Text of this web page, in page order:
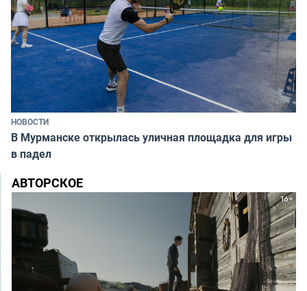
НОВОСТИ
В Мурманске открылась уличная площадка для игры
в падел
АВТОРСКОЕ